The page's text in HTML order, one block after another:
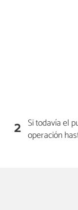
2 Si todavía el
operación